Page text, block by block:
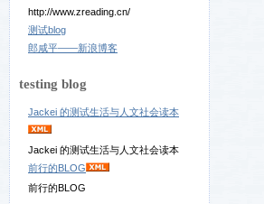
http://www.zreading.cn/
测试blog
郎咸平——新浪博客
testing blog
Jackei 的测试生活与人文社会读本
Jackei 的测试生活与人文社会读本
前行的BLOG
前行的BLOG